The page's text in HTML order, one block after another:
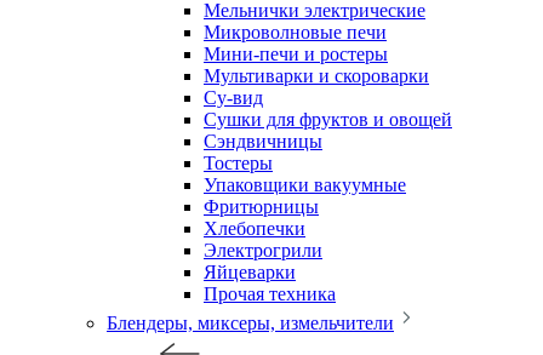
Мельнички электрические
Микроволновые печи
Мини-печи и ростеры
Мультиварки и скороварки
Су-вид
Сушки для фруктов и овощей
Сэндвичницы
Тостеры
Упаковщики вакуумные
Фритюрницы
Хлебопечки
Электрогрили
Яйцеварки
Прочая техника
Блендеры, миксеры, измельчители